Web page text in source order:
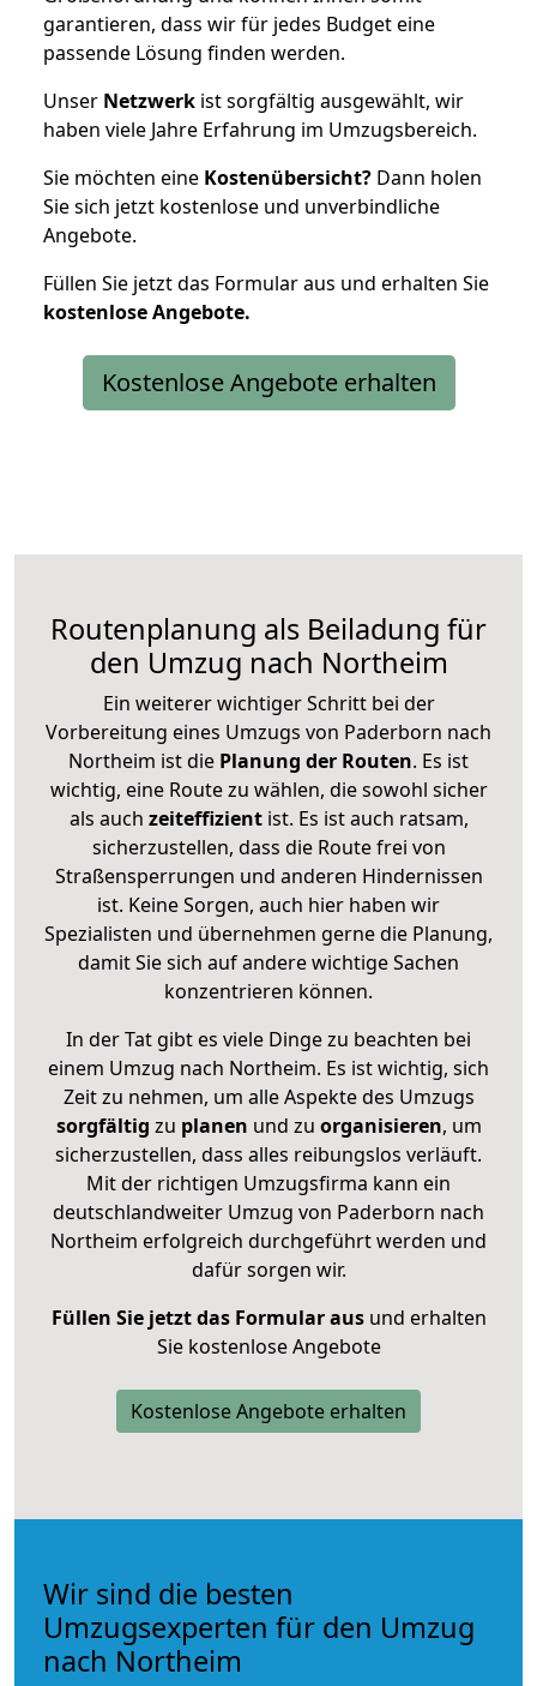
garantieren, dass wir für jedes Budget eine
passende Lösung finden werden.
Unser Netzwerk ist sorgfältig ausgewählt, wir
haben viele Jahre Erfahrung im Umzugsbereich.
Sie möchten eine Kostenübersicht? Dann holen
Sie sich jetzt kostenlose und unverbindliche
Angebote.
Füllen Sie jetzt das Formular aus und erhalten Sie
kostenloseAngebote.
Kostenlose Angebote erhalten
Routenplanung als Beiladung für
den Umzug nach Northeim
Ein weiterer wichtiger Schritt bei der
Vorbereitung eines Umzugs von Paderborn nach
Northeim ist die Planung der Routen. Es ist
wichtig, eine Route zu wählen, die sowohl sicher
als auch zeiteffizientist. Es ist auch ratsam,
sicherzustellen, dass die Route frei von
Straßensperrungen und anderen Hindernissen
ist. Keine Sorgen, auch hier haben wir
Spezialisten und übernehmen gerne die Planung,
damit Sie sich auf andere wichtige Sachen
konzentrieren können.
In der Tat gibt es viele Dinge zu beachten bei
einem Umzug nach Northeim. Es ist wichtig, sich
Zeit zu nehmen, um alle Aspekte des Umzugs
sorgfältig zu planen und zu organisieren, um
sicherzustellen, dass alles reibungslos verläuft.
Mit der richtigen Umzugsfirma kann ein
deutschlandweiter Umzug von Paderborn nach
Northeim erfolgreich durchgeführt werden und
dafür sorgen wir.
Füllen Sie jetzt das Formular ausund erhalten
Sie kostenlose Angebote
Kostenlose Angebote erhalten
Wir sind die besten
Umzugsexperten für den Umzug
nach Northeim